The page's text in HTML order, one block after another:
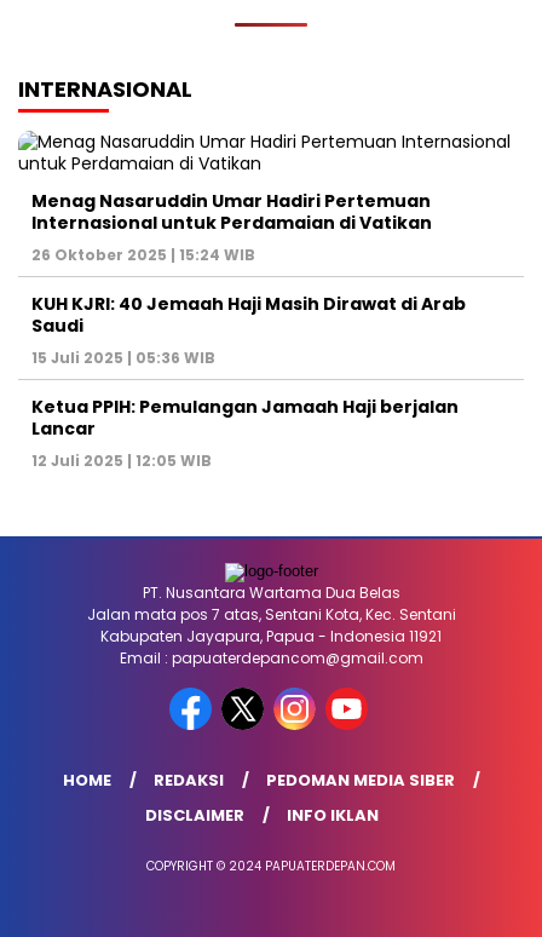
INTERNASIONAL
Menag Nasaruddin Umar Hadiri Pertemuan
Internasional untuk Perdamaian di Vatikan
26 Oktober 2025 | 15:24 WIB
KUH KJRI: 40 Jemaah Haji Masih Dirawat di Arab
Saudi
15 Juli 2025 | 05:36 WIB
Ketua PPIH: Pemulangan Jamaah Haji berjalan
Lancar
12 Juli 2025 | 12:05 WIB
PT. Nusantara Wartama Dua Belas
Jalan mata pos 7 atas, Sentani Kota, Kec. Sentani
Kabupaten Jayapura, Papua - Indonesia 11921
Email : papuaterdepancom@gmail.com
HOME REDAKSI
PEDOMAN MEDIA SIBER
DISCLAIMER
INFO IKLAN
COPYRIGHT © 2024 PAPUATERDEPAN.COM